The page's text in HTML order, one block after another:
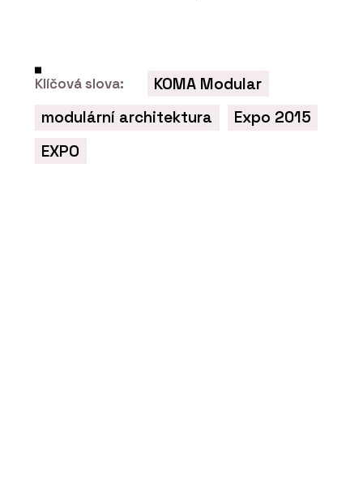
Klíčová slova:
KOMA Modular
modulární architektura
Expo 2015
EXPO